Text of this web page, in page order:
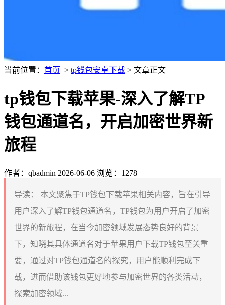
当前位置： 首页 > tp钱包安卓下载 > 文章正文
tp钱包下载苹果-深入了解TP
钱包通道名，开启加密世界新
旅程
作者：qbadmin 2026-06-06 浏览：1278
导读：
本文聚焦于TP钱包下载苹果相关内容，旨在引导
用户深入了解TP钱包通道名，TP钱包为用户开启了加密
世界的新旅程，在当今加密领域发展态势良好的背景
下，知晓其具体通道名对于苹果用户下载TP钱包至关重
要，通过对TP钱包通道名的探究，用户能顺利完成下
载，进而借助该钱包更好地参与加密世界的各类活动，
探索加密领域...